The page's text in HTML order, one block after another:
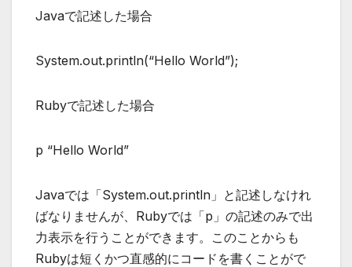
Javaで記述した場合
System.out.println(“Hello World”);
Rubyで記述した場合
p “Hello World”
Javaでは「System.out.println」と記述しなけれ
ばなりませんが、Rubyでは「p」の記述のみで出
力表示を行うことができます。このことからも
Rubyは短くかつ直感的にコードを書くことがで